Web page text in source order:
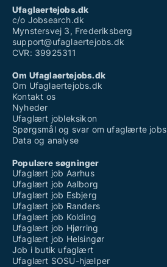
Ufaglært sosu hjælper job
Vikarbureau ufaglært københavn
Ufaglaertejobs.dk
c/o Jobsearch.dk
Mynstersvej 3, Frederiksberg
support@ufaglaertejobs.dk
CVR: 39925311
Om Ufaglaertejobs.dk
Om Ufaglaertejobs.dk
Kontakt os
Nyheder
Ufaglært jobleksikon
Spørgsmål og svar om ufaglærte jobs
Data og analyse
Populære søgninger
Ufaglært job Aarhus
Ufaglært job Aalborg
Ufaglært job Esbjerg
Ufaglært job Randers
Ufaglært job Kolding
Ufaglært job Hjørring
Ufaglært job Helsingør
Job i butik ufaglært
Ufaglært SOSU-hjælper